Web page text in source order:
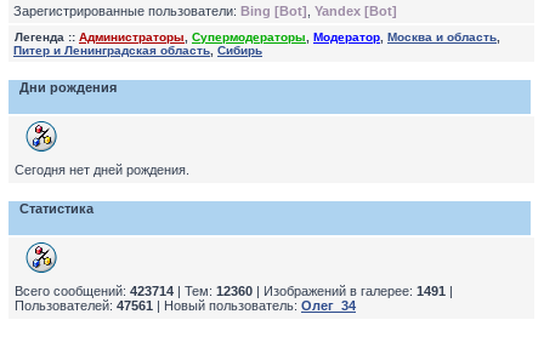
Зарегистрированные пользователи: Bing [Bot] Yandex [Bot]
Легенда :: Администраторы Супермодераторы Модератор Москва и область
Питер и Ленинградская область Сибирь
Дни рождения
Сегодня нет дней рождения.
Статистика
Всего сообщений: 423714 | Тем: 12360 | Изображений в галерее: 1491 |
Пользователей: 47561 | Новый пользователь: Олег_34